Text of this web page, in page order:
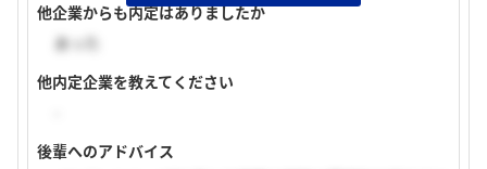
他企業からも内定はありましたか
あった
他内定企業を教えてください
後輩へのアドバイス